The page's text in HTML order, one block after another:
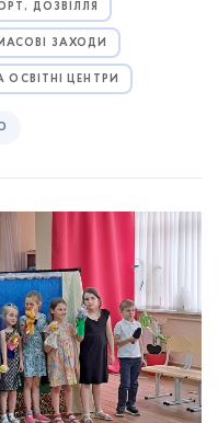
ДОЗВІЛЛЯ
ЗАХОДИ
ЦЕНТРИ